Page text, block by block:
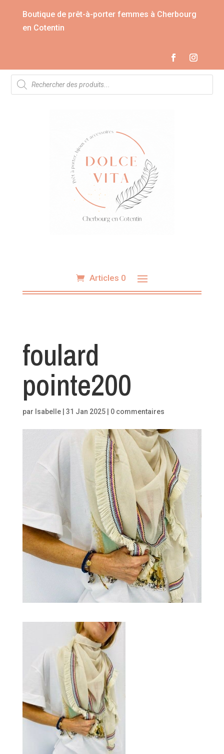
Boutique de prêt-à-porter femmes à Cherbourg
en Cotentin
Recherche
de
produits
Articles 0
foulard
pointe200
par Isabelle| 31 Jan 2025| 0 commentaires